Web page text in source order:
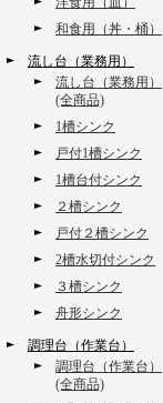
和食用（丼・桶）
流し台（業務用）
流し台（業務用）
(全商品)
1槽シンク
戸付1槽シンク
1槽台付シンク
２槽シンク
戸付２槽シンク
2槽水切付シンク
３槽シンク
舟形シンク
調理台（作業台）
調理台（作業台）
(全商品)